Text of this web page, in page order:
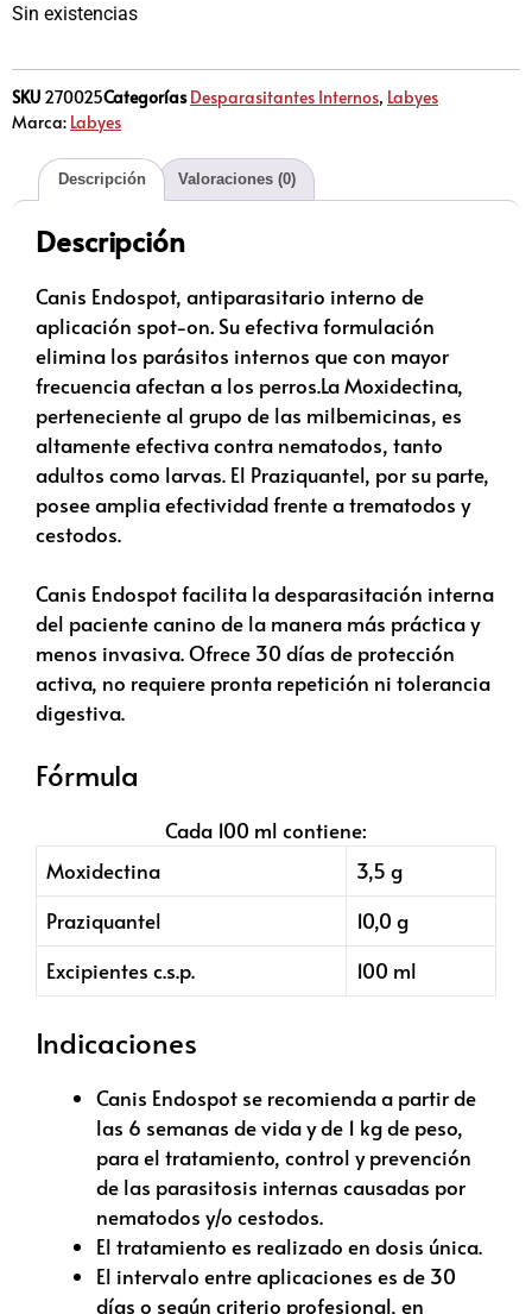
Sin existencias
SKU 270025Categorías Desparasitantes Internos, Labyes
Marca: Labyes
Descripción Valoraciones (0)
Descripción
Canis Endospot, antiparasitario interno de
aplicación spot-on. Su efectiva formulación
elimina los parásitos internos que con mayor
frecuencia afectan a los perros.La Moxidectina,
perteneciente al grupo de las milbemicinas, es
altamente efectiva contra nematodos, tanto
adultos como larvas. El Praziquantel, por su parte,
posee amplia efectividad frente a trematodos y
cestodos.
Canis Endospot facilita la desparasitación interna
del paciente canino de la manera más práctica y
menos invasiva. Ofrece 30 días de protección
activa, no requiere pronta repetición ni tolerancia
digestiva.
Fórmula
Cada 100 ml contiene:
Moxidectina
3,5 g
Praziquantel
10,0 g
Excipientes c.s.p.
100 ml
Indicaciones
Canis Endospot se recomienda a partir de
las 6 semanas de vida y de 1 kg de peso,
para el tratamiento, control y prevención
de las parasitosis internas causadas por
nematodos y/o cestodos.
El tratamiento es realizado en dosis única.
El intervalo entre aplicaciones es de 30
días o según criterio profesional, en